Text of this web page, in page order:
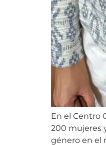
En el Centro
200 mujeres
género en el